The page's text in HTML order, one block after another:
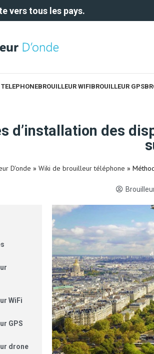
vers tous les pays.
BROUILLEUR WIFIBROUILLEUR GPS
d’installation des
D'onde » Wiki de brouilleur téléphone »
WiFi
GPS
drone